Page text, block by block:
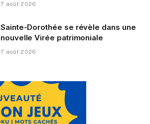
7 août 2026
Sainte-Dorothée se révèle dans une
nouvelle Virée patrimoniale
7 août 2026